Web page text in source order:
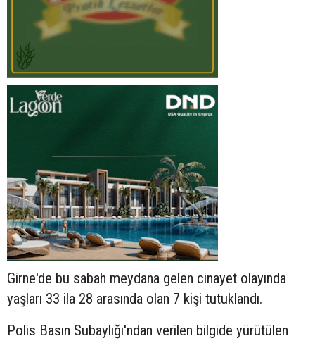
Girne'de bu sabah meydana gelen cinayet olayında
yaşları 33 ila 28 arasında olan 7 kişi tutuklandı.
Polis Basın Subaylığı'ndan verilen bilgide yürütülen